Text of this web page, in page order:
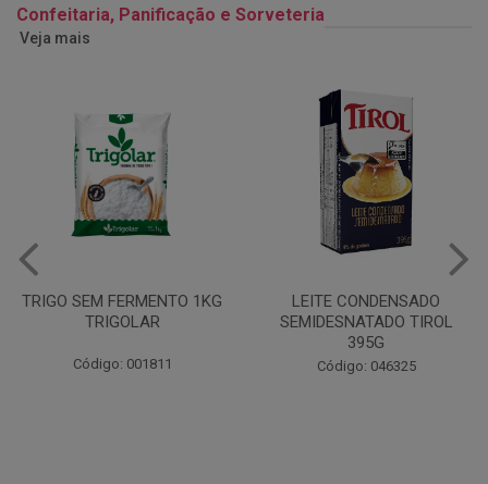
Confeitaria, Panificação e Sorveteria
Veja mais
LEITE CONDENSADO
SEMIDESNATADO TIROL
Código: 046325
CHANTILINHO EM PO 400G
MIX
Código: 037442